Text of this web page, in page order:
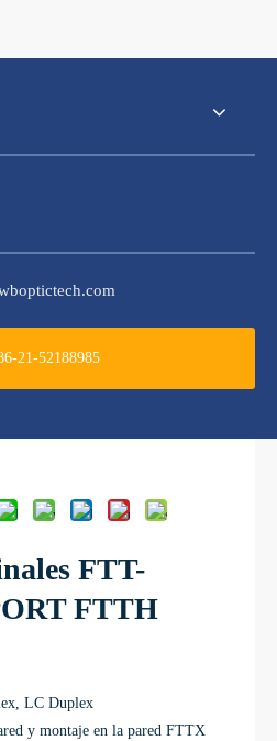
21-52188985
FTT-
FTTH
LC Duplex
y montaje en la pared FTTX